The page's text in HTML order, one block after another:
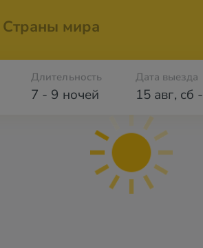
Страны мира
7 - 9 ночей
Длительность Дата выезда
15 авг, сб -